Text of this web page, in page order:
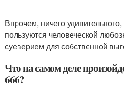
Впрочем, ничего
пользуются человеческой
суеверием для собственной
Что на самом деле
666?